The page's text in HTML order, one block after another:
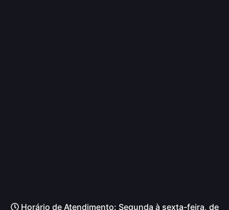
Horário de Atendimento: Segunda à sexta-feira, de